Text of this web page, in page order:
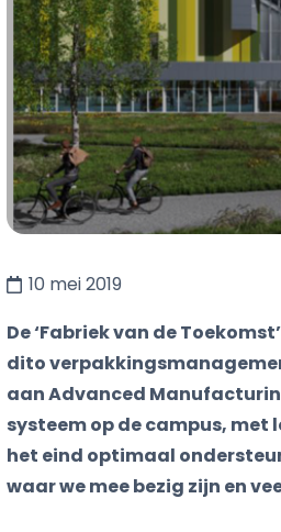
10 mei 2019
De ‘Fabriek van de
dito
aan Advanced
systeem op de campus,
het eind optimaal
waar we mee bezig zijn en